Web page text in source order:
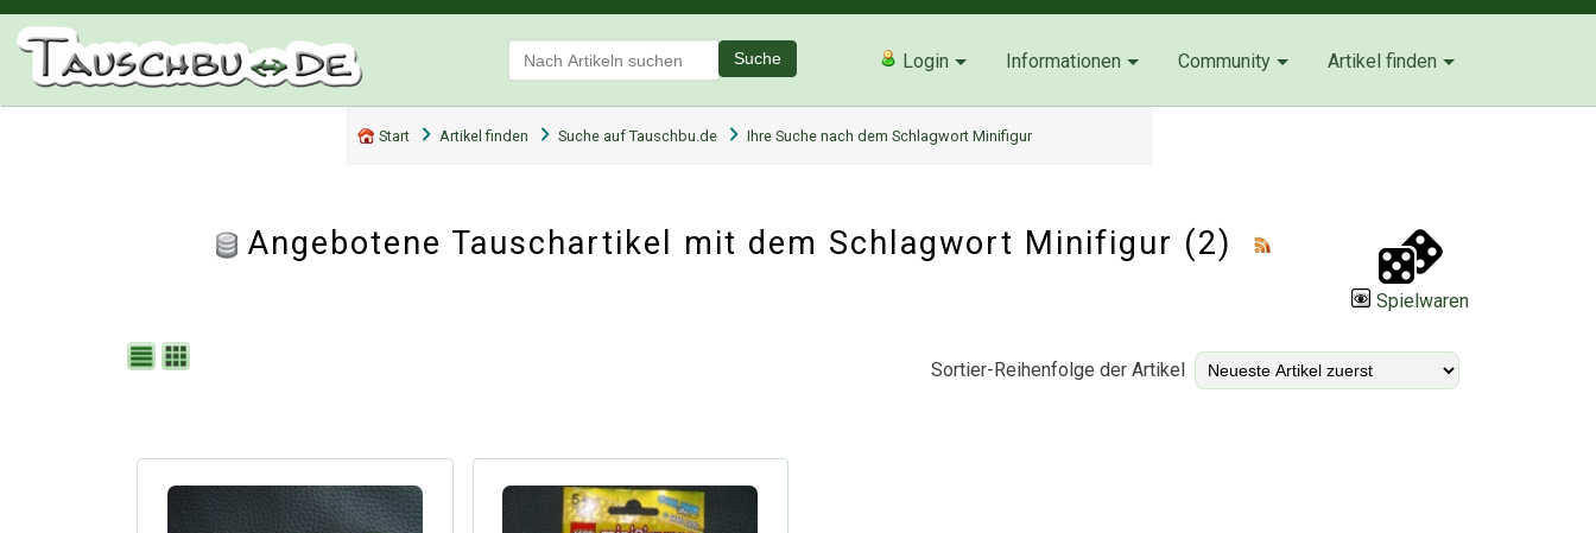
Suche Login Informationen Community Artikel finden
Start Artikel finden Suche auf Tauschbu.de Ihre Suche nach dem Schlagwort Minifigur
Spielwaren
Angebotene Tauschartikel mit dem Schlagwort Minifigur (2)
Sortier-Reihenfolge der Artikel